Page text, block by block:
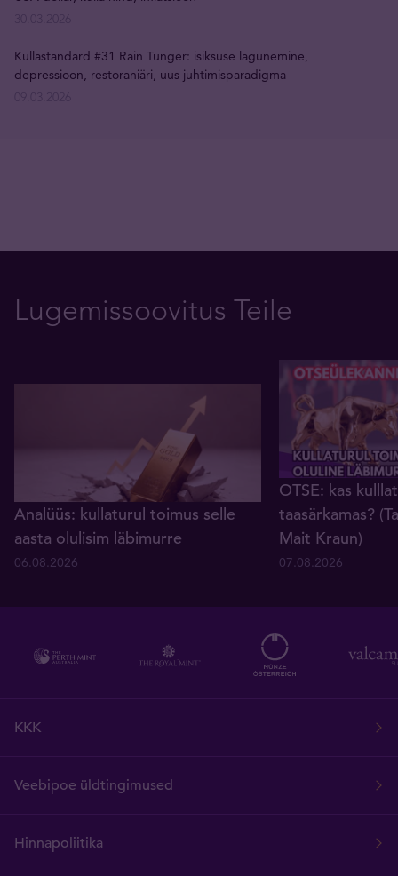
Kullastandard #31 Rain Tunger: isiksuse lagunemine,
depressioon, restoraniäri, uus juhtimisparadigma
Lugemissoovitus Teile
Analüüs: kullaturul toimus selle
aasta olulisim läbimurre
06.08.2026
OTSE: kas
taasärkamas?
Mait Kraun)
07.08.2026
KKK
Veebipoe üldtingimused
Hinnapoliitika